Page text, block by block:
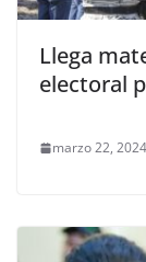
Llega
electoral
marzo 22, 2024